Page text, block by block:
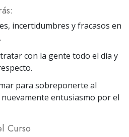
incertidumbres y fracasos en
con la gente todo el día y
para sobreponerte al
entusiasmo por el
Curso